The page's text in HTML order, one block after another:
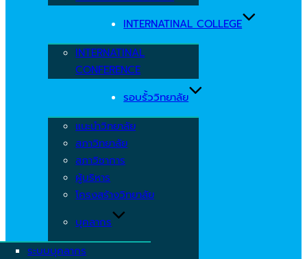
INTERNATINAL COLLEGE
INTERNATINAL
CONFERENCE
รอบรั้ววิทยาลัย
แนะนำวิทยาลัย
สภาวิทยาลัย
สภาวิชาการ
ผู้บริหาร
โครงสร้างวิทยาลัย
บุคลากร
ระบบบุคลากร